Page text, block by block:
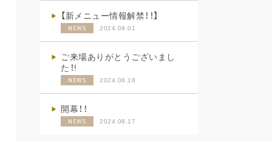
【新メニュー情報解禁！！】
NEWS 2024.09.01
ご来場ありがとうございまし
た！!
NEWS 2024.08.18
開幕！！
NEWS 2024.08.17